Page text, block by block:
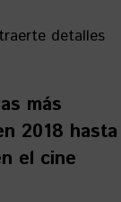
detalles
más
2018 hasta
el cine